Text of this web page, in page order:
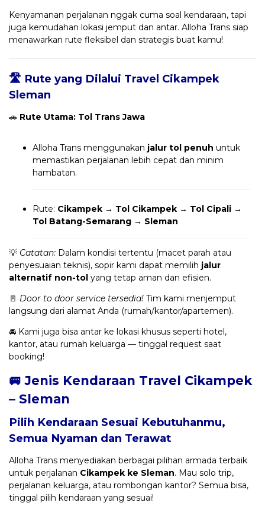
Kenyamanan perjalanan nggak cuma soal kendaraan, tapi
juga kemudahan lokasi jemput dan antar. Alloha Trans siap
menawarkan rute fleksibel dan strategis buat kamu!
🛣️ Rute yang Dilalui Travel Cikampek
Sleman
🚗 Rute Utama: Tol Trans Jawa
Alloha Trans menggunakan jalur tol penuh untuk
memastikan perjalanan lebih cepat dan minim
hambatan.
Rute: Cikampek → Tol Cikampek → Tol Cipali →
Tol Batang-Semarang → Sleman
💡 Catatan: Dalam kondisi tertentu (macet parah atau
penyesuaian teknis), sopir kami dapat memilih jalur
alternatif non-tol yang tetap aman dan efisien.
🚪 Door to door service tersedia! Tim kami menjemput
langsung dari alamat Anda (rumah/kantor/apartemen).
🚘 Kami juga bisa antar ke lokasi khusus seperti hotel,
kantor, atau rumah keluarga — tinggal request saat
booking!
🚐 Jenis Kendaraan Travel Cikampek
– Sleman
Pilih Kendaraan Sesuai Kebutuhanmu,
Semua Nyaman dan Terawat
Alloha Trans menyediakan berbagai pilihan armada terbaik
untuk perjalanan Cikampek ke Sleman. Mau solo trip,
perjalanan keluarga, atau rombongan kantor? Semua bisa,
tinggal pilih kendaraan yang sesuai!